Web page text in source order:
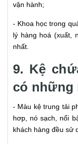
vận hành;
- Khoa học trong
lý hàng hoá (xuất,
nhất.
9​​​. Kệ
có những
- Màu kệ trung tải
hơp, nó sạch, nổi
khách hàng đều sử